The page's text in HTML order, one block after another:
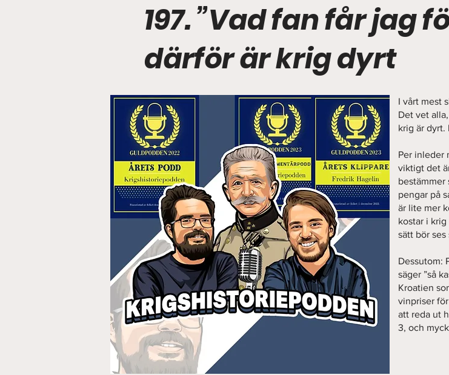
197. ”Vad fan får jag
därför är krig dyrt
I vårt mest
Det vet
krig är dyrt.
Per inleder
viktigt det
bestämmer
pengar på
är lite mer
kostar i
sätt bör
Dessutom:
säger ”så
Kroatien
vinpriser
att reda ut
3, och